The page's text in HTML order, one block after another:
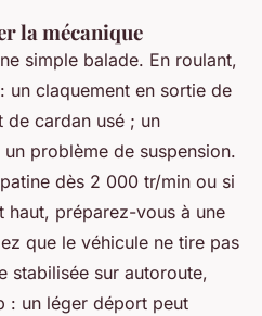
la mécanique
simple balade. En roulant,
un claquement en sortie de
de cardan usé ; un
problème de suspension.
dès 2 000 tr/min ou si
haut, préparez-vous à une
que le véhicule ne tire pas
stabilisée sur autoroute,
: un léger déport peut